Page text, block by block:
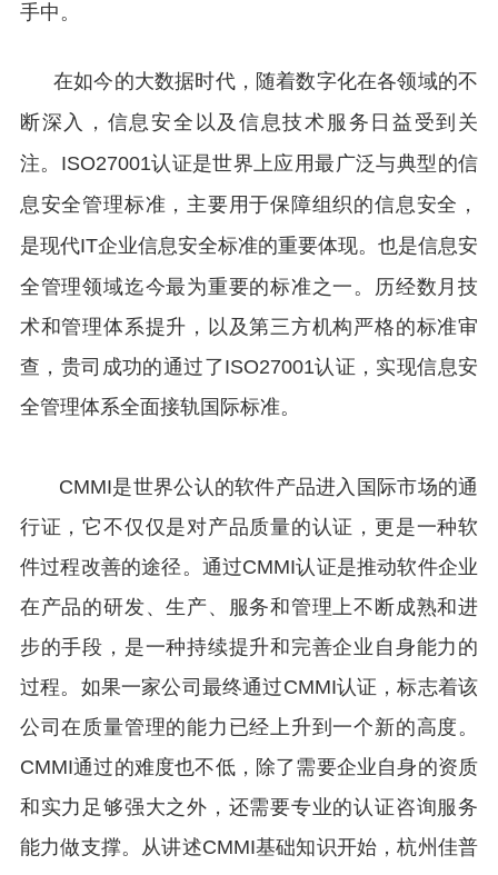
手中。
在如今的大数据时代，随着数字化在各领域的不
断深入，信息安全以及信息技术服务日益受到关
注。ISO27001认证是世界上应用最广泛与典型的信
息安全管理标准，主要用于保障组织的信息安全，
是现代IT企业信息安全标准的重要体现。也是信息安
全管理领域迄今最为重要的标准之一。 历经数月技
术和管理体系提升，以及第三方机构严格的标准审
查，贵司成功的通过了ISO27001认证，实现信息安
全管理体系全面接轨国际标准。
CMMI是世界公认的软件产品进入国际市场的通
行证，它不仅仅是对产品质量的认证，更是一种软
件过程改善的途径。通过CMMI认证是推动软件企业
在产品的研发、生产、服务和管理上不断成熟和进
步的手段，是一种持续提升和完善企业自身能力的
过程。如果一家公司最终通过CMMI认证，标志着该
公司在质量管理的能力已经上升到一个新的高度。
CMMI通过的难度也不低，除了需要企业自身的资质
和实力足够强大之外，还需要专业的认证咨询服务
能力做支撑。从讲述CMMI基础知识开始，杭州佳普